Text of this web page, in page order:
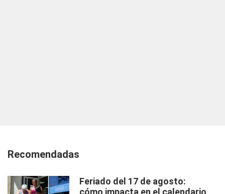
Recomendadas
Feriado del 17 de agosto:
cómo impacta en el calendario